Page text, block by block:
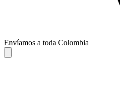
Envíamos a toda Colombia